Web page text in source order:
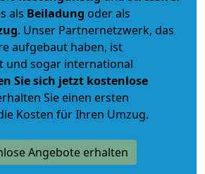
als Beiladung oder als
. Unser Partnernetzwerk, das
aufgebaut haben, ist
und sogar international
Sie sich jetzt kostenlose
Sie einen ersten
Kosten für Ihren Umzug.
Angebote erhalten